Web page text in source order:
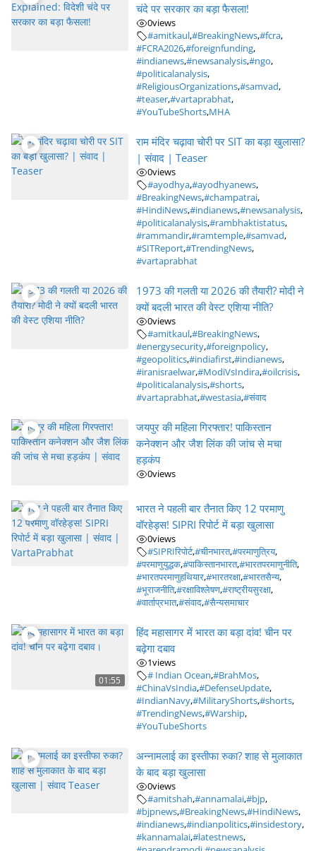
चंदे पर सरकार का बड़ा फैसला!
0views
#amitkaul,#BreakingNews,#fcra,
#FCRA2026,#foreignfunding,
#indianews,#newsanalysis,#ngo,
#politicalanalysis,
#ReligiousOrganizations,#samvad,
#teaser,#vartaprabhat,
#YouTubeShorts,MHA
राम मंदिर चढ़ावा चोरी पर SIT का बड़ा खुलासा?
| संवाद | Teaser
0views
#ayodhya,#ayodhyanews,
#BreakingNews,#champatrai,
#HindiNews,#indianews,#newsanalysis,
#politicalanalysis,#rambhaktistatus,
#rammandir,#ramtemple,#samvad,
#SITReport,#TrendingNews,
#vartaprabhat
1973 की गलती या 2026 की तैयारी? मोदी ने
क्यों बदली भारत की वेस्ट एशिया नीति?
0views
#amitkaul,#BreakingNews,
#energysecurity,#foreignpolicy,
#geopolitics,#indiafirst,#indianews,
#iranisraelwar,#ModiVsIndira,#oilcrisis,
#politicalanalysis,#shorts,
#vartaprabhat,#westasia,#संवाद
जयपुर की महिला गिरफ्तार! पाकिस्तान
कनेक्शन और जैश लिंक की जांच से मचा
हड़कंप
0views
भारत ने पहली बार तैनात किए 12 परमाणु
वॉरहेड्स! SIPRI रिपोर्ट में बड़ा खुलासा
0views
#SIPRIरिपोर्ट,#चीनभारत,#परमाणुत्रिय,
#परमाणुयुद्धक,#पाकिस्तानभारत,#भारतपरमाणुनीति,
#भारतपरमाणुहथियार,#भारतरक्षा,#भारतसैन्य,
#भूराजनीति,#रक्षाविश्लेषण,#राष्ट्रीयसुरक्षा,
#वार्ताप्रभात,#संवाद,#सैन्यसमाचार
01:55
हिंद महासागर में भारत का बड़ा दांव! चीन पर
बढ़ेगा दबाव
1views
# Indian Ocean,#BrahMos,
#ChinaVsIndia,#DefenseUpdate,
#IndianNavy,#MilitaryShorts,#shorts,
#TrendingNews,#Warship,
#YouTubeShorts
अन्नामलाई का इस्तीफा रुका? शाह से मुलाकात
के बाद बड़ा खुलासा
0views
#amitshah,#annamalai,#bjp,
#bjpnews,#BreakingNews,#HindiNews,
#indianews,#indianpolitics,#insidestory,
#kannamalai,#latestnews,